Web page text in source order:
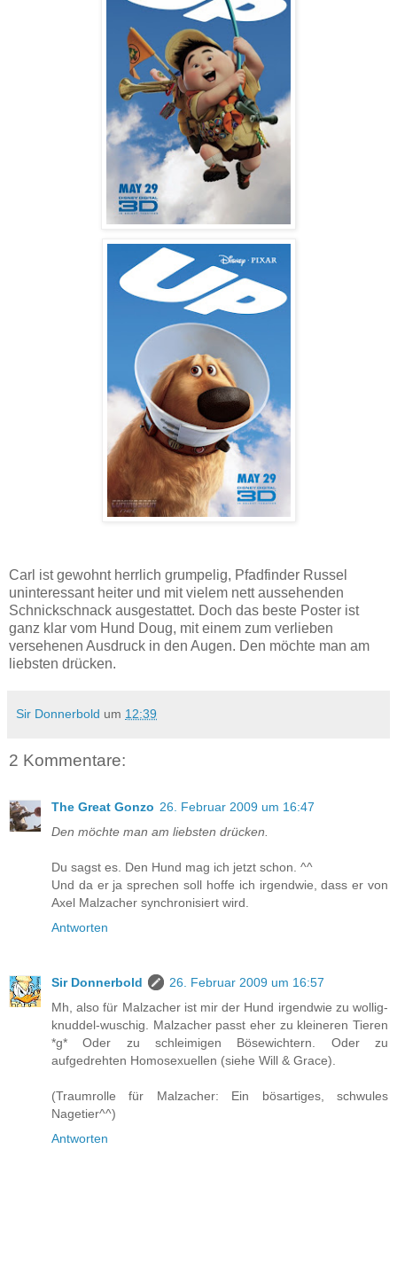
Carl ist gewohnt herrlich grumpelig, Pfadfinder Russel
uninteressant heiter und mit vielem nett aussehenden
Schnickschnack ausgestattet. Doch das beste Poster ist
ganz klar vom Hund Doug, mit einem zum verlieben
versehenen Ausdruck in den Augen. Den möchte man am
liebsten drücken.
Sir Donnerbold um 12:39
2 Kommentare:
The Great Gonzo 26. Februar 2009 um 16:47
Den möchte man am liebsten drücken.
Du sagst es. Den Hund mag ich jetzt schon. ^^
Und da er ja sprechen soll hoffe ich irgendwie, dass er von
Axel Malzacher synchronisiert wird.
Antworten
Sir Donnerbold
26. Februar 2009 um 16:57
Mh, also für Malzacher ist mir der Hund irgendwie zu wollig-
knuddel-wuschig. Malzacher passt eher zu kleineren Tieren
*g* Oder zu schleimigen Bösewichtern. Oder zu
aufgedrehten Homosexuellen (siehe Will & Grace).
(Traumrolle für Malzacher: Ein bösartiges, schwules
Nagetier^^)
Antworten